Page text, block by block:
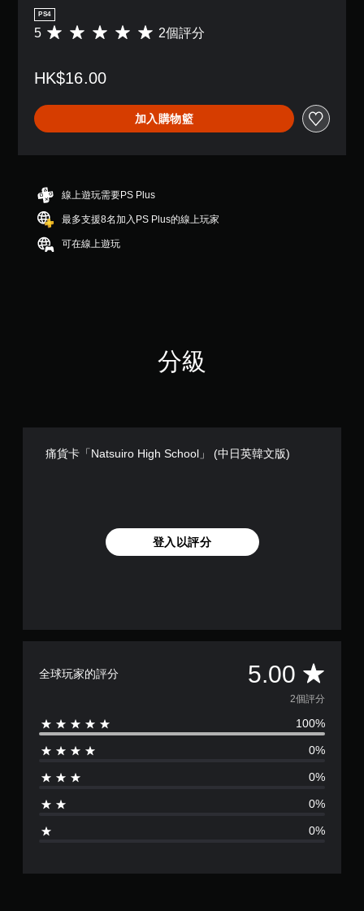
PS4
平
分
5
顆
星
5
顆
星
）
，
5 2個評分
HK$16.00
加入購物籃
線上遊玩需要PS Plus
最多支援8名加入PS Plus的線上玩家
可在線上遊玩
分級
痛貨卡「Natsuiro High School」 (中日英韓文版)
登入以評分
全球玩家的評分 5.00 平
均
評
分
5
星
2個評分
100%
0%
0%
0%
0%